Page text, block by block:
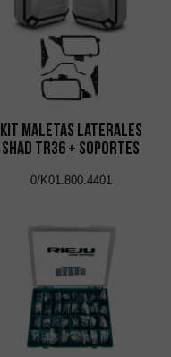
Kit Maletas Laterales
Shad TR36 + Soportes
0/K01.800.4401